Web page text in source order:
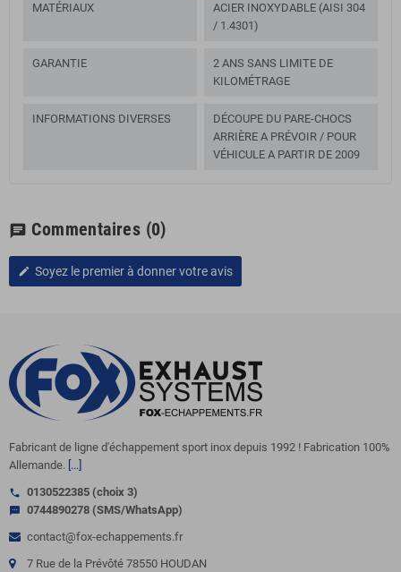
MATÉRIAUX
ACIER INOXYDABLE (AISI 304
/ 1.4301)
GARANTIE
2 ANS SANS LIMITE DE
KILOMÉTRAGE
INFORMATIONS DIVERSES
DÉCOUPE DU PARE-CHOCS
ARRIÈRE A PRÉVOIR / POUR
VÉHICULE A PARTIR DE 2009
chat Commentaires (0)
edit Soyez le premier à donner votre avis
Fabricant de ligne d'échappement sport inox depuis 1992 ! Fabrication 100%
Allemande. [...]
call 0130522385 (choix 3)
sms
0744890278 (SMS/WhatsApp)
contact@fox-echappements.fr
7 Rue de la Prévôté 78550 HOUDAN